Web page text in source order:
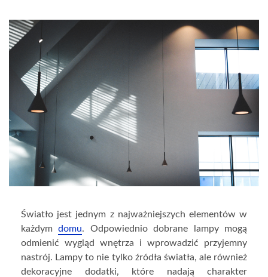
Światło jest jednym z najważniejszych elementów w
każdymdomu. Odpowiednio dobrane lampy mogą
odmienić wygląd wnętrza i wprowadzić przyjemny
nastrój. Lampy to nie tylko źródła światła, ale również
dekoracyjne dodatki, które nadają charakter